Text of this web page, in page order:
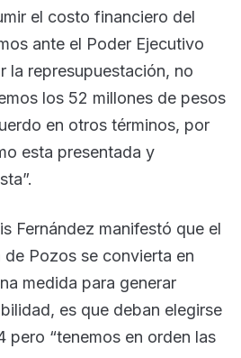
el costo financiero del
ante el Poder Ejecutivo
la represupuestación, no
los 52 millones de pesos
en otros términos, por
esta presentada y
Fernández manifestó que el
Pozos se convierta en
medida para generar
es que deban elegirse
pero “tenemos en orden las